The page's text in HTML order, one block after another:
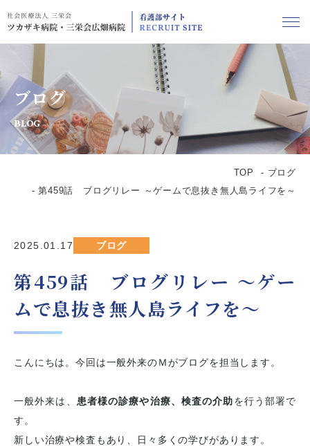
ブログ
BLOG
TOP
ブログ
第459話 ブログリレー ～ゲームで息抜き無人島ライフを～
2025.01.17 ブログ
第459話 ブログリレー ～ゲー
ムで息抜き無人島ライフを～
こんにちは。今回は一般外来のＭがブログを担当します。
一般外来は、 患者様の診療や治療、検査の介助を行う部署で
す。
新しい治療や検査もあり、日々多くの学びがあります。